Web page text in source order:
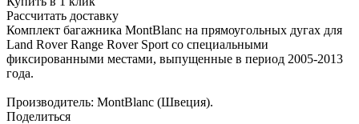
Рассчитать доставку
Комплект багажника MontBlanc на прямоугольных дугах для
Land Rover Range Rover Sport со специальными
фиксированными местами, выпущенные в период 2005-2013
года.
Производитель: MontBlanc (Швеция).
Поделиться